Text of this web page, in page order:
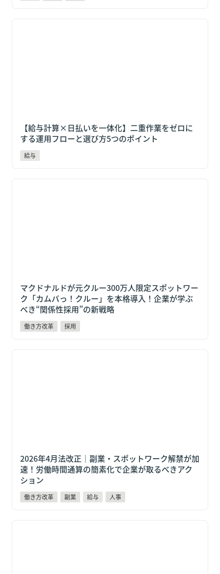
【給与計算×日払いを一体化】二重作業をゼロにする
【給与計算×日払いを一体化】二重作業をゼロに
する運用フローと選び方5つのポイント
給与
マクドナルドが元クルー300万人限定スポットワーク
マクドナルドが元クルー300万人限定スポットワー
ク「カムバっ！クルー」を本格導入！企業が学ぶ
べき“関係性採用”の新戦略
働き方改革 採用
2026年4月法改正｜副業・スポットワーク解禁が加速！
2026年4月法改正｜副業・スポットワーク解禁が加
速！労働時間通算の簡素化で企業が取るべきアク
ション
働き方改革 副業 給与 人事
【2026年4月】週44時間特例が廃止へ 今すぐ取り組